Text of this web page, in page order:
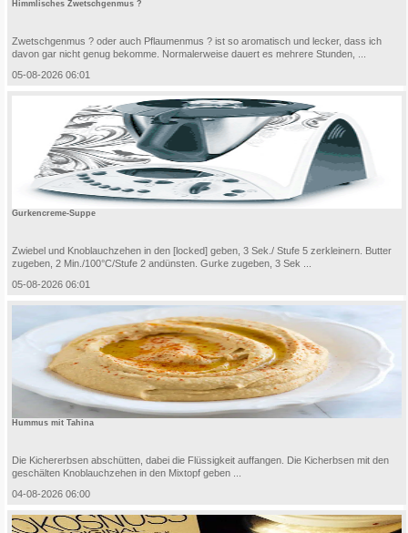
Himmlisches Zwetschgenmus ?
Zwetschgenmus ? oder auch Pflaumenmus ? ist so aromatisch und lecker, dass ich
davon gar nicht genug bekomme. Normalerweise dauert es mehrere Stunden, ...
05-08-2026 06:01
Gurkencreme-Suppe
Zwiebel und Knoblauchzehen in den [locked] geben, 3 Sek./ Stufe 5 zerkleinern. Butter
zugeben, 2 Min./100°C/Stufe 2 andünsten. Gurke zugeben, 3 Sek ...
05-08-2026 06:01
Hummus mit Tahina
Die Kichererbsen abschütten, dabei die Flüssigkeit auffangen. Die Kicherbsen mit den
geschälten Knoblauchzehen in den Mixtopf geben ...
04-08-2026 06:00